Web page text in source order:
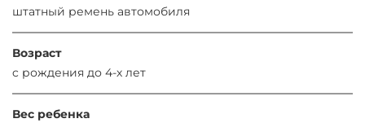
штатный ремень автомобиля
Возраст
c рождения до 4-х лет
Вес ребенка